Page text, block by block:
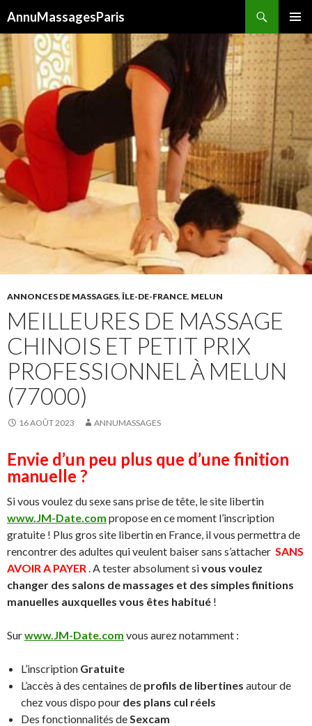
AnnuMassagesParis
MENU
AU
CONTENU
ANNONCES DE MASSAGES, ÎLE-DE-FRANCE, MELUN
MEILLEURES DE MASSAGE
CHINOIS ET PETIT PRIX
PROFESSIONNEL À MELUN
(77000)
16 AOÛT 2023 ANNUMASSAGES
Envie d’un peu plus que d’une finition
manuelle ?
Si vous voulez du sexe sans prise de tête, le site libertin
www.JM-Date.com propose en ce moment l’inscription
gratuite ! Plus gros site libertin en France, il vous permettra de
rencontrer des adultes qui veulent baiser sans s’attacher SANS
AVOIR A PAYER. A tester absolument sivous voulez
changer des salons de massages et des simples finitions
manuelles auxquelles vous êtes habitué !
Surwww.JM-Date.com vous aurez notamment :
L’inscription Gratuite
L’accès à des centaines de profils de libertines autour de
chez vous dispo pour des plans cul réels
Des fonctionnalités deSexcam